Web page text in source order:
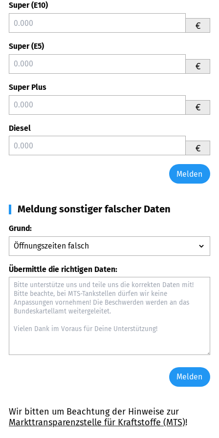
Super (E10)
€
Super (E5)
€
Super Plus
€
Diesel
€
Melden
Meldung sonstiger falscher Daten
Grund:
Übermittle die richtigen Daten:
Melden
Wir bitten um Beachtung der Hinweise zur
Markttransparenzstelle für Kraftstoffe (MTS)!